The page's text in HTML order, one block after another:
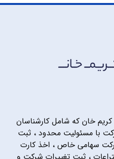
خان که شامل کارشناسان
با مسئولیت محدود ، ثبت
سهامی خاص ، اخذ کارت